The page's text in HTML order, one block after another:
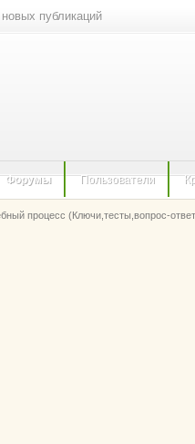
публикаций
Форумы Пользователи
процесс (Ключи,тесты,вопрос-